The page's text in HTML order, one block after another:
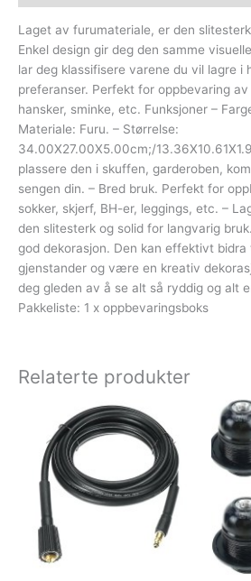
Laget av furumateriale, er den
Enkel design gir deg den samme
lar deg klassifisere varene du vil lagre i
preferanser. Perfekt for oppbevaring
hansker, sminke, etc. Funksjoner –
Materiale: Furu. – Størrelse:
34.00X27.00X5.00cm;/
plassere den i skuffen, garderoben,
sengen din. – Bred bruk. Perfekt for
sokker, skjerf, BH-er, leggings, etc. –
den slitesterk og solid for langvarig
god dekorasjon. Den kan effektivt bidra
gjenstander og være en kreativ
deg gleden av å se alt så ryddig og alt
Pakkeliste: 1 x oppbevaringsboks
Relaterte produkter